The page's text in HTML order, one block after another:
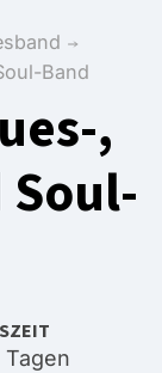
Band
,
Tagen